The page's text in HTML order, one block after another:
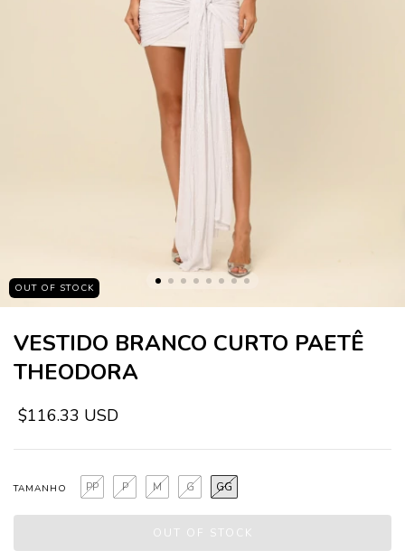
OUT OF STOCK
VESTIDO BRANCO CURTO PAETÊ
THEODORA
$116.33 USD
TAMANHO GG
G
M
P
PP